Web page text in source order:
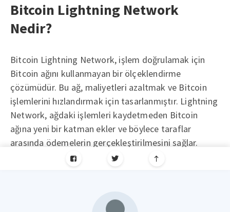
Bitcoin Lightning Network
Nedir?
Bitcoin Lightning Network, işlem doğrulamak için
Bitcoin ağını kullanmayan bir ölçeklendirme
çözümüdür. Bu ağ, maliyetleri azaltmak ve Bitcoin
işlemlerini hızlandırmak için tasarlanmıştır. Lightning
Network, ağdaki işlemleri kaydetmeden Bitcoin
ağına yeni bir katman ekler ve böylece taraflar
arasında ödemelerin gerçekleştirilmesini sağlar.